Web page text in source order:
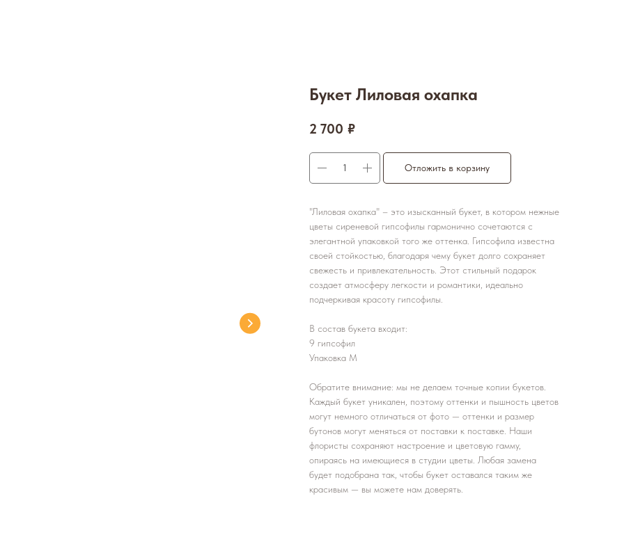
Букет Лиловая охапка
2 700 ₽
Отложить в корзину
"Лиловая охапка" – это изысканный букет, в котором нежные
цветы сиреневой гипсофилы гармонично сочетаются с
элегантной упаковкой того же оттенка. Гипсофила известна
своей стойкостью, благодаря чему букет долго сохраняет
свежесть и привлекательность. Этот стильный подарок
создает атмосферу легкости и романтики, идеально
подчеркивая красоту гипсофилы.
В состав букета входит:
9 гипсофил
Упаковка М
Обратите внимание: мы не делаем точные копии букетов.
Каждый букет уникален, поэтому оттенки и пышность цветов
могут немного отличаться от фото — оттенки и размер
бутонов могут меняться от поставки к поставке. Наши
флористы сохраняют настроение и цветовую гамму,
опираясь на имеющиеся в студии цветы. Любая замена
будет подобрана так, чтобы букет оставался таким же
красивым — вы можете нам доверять.